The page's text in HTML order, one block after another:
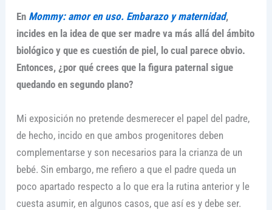
En Mommy: amor en uso. Embarazo y maternidad,
incides en la idea de que ser madre va más allá del ámbito
biológico y que es cuestión de piel, lo cual parece obvio.
Entonces, ¿por qué crees que la figura paternal sigue
quedando en segundo plano?
Mi exposición no pretende desmerecer el papel del padre,
de hecho, incido en que ambos progenitores deben
complementarse y son necesarios para la crianza de un
bebé. Sin embargo, me refiero a que el padre queda un
poco apartado respecto a lo que era la rutina anterior y le
cuesta asumir, en algunos casos, que así es y debe ser.